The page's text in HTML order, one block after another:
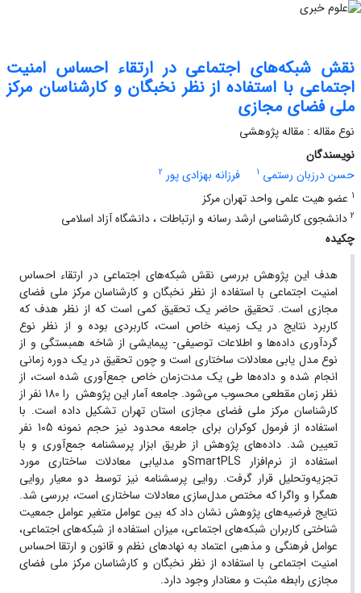
نقش شبکه‌های اجتماعی در ارتقاء احساس امنیت
اجتماعی با استفاده از نظر نخبگان و کارشناسان مرکز
ملی فضای مجازی
نوع مقاله : مقاله پژوهشی
نویسندگان
حسن درزبان رستمی 1 فرزانه بهزادی پور 2
1 عضو هیت علمی واحد تهران مرکز
2 دانشجوی کارشناسی ارشد رسانه و ارتباطات ، دانشگاه آزاد اسلامی
چکیده
هدف این پژوهش بررسی نقش شبکه‌های اجتماعی در ارتقاء احساس
امنیت اجتماعی با استفاده از نظر نخبگان و کارشناسان مرکز ملی فضای
مجازی است. تحقیق حاضر یک تحقیق کمی است که از نظر هدف که
کاربرد نتایج در یک زمینه خاص است، کاربردی بوده و از نظر نوع
گردآوری داده‌ها و اطلاعات توصیفی- پیمایشی از شاخه همبستگی و از
نوع مدل یابی معادلات ساختاری است و چون تحقیق در یک دوره زمانی
انجام شده و داده‌ها طی یک مدت‌زمان خاص جمع‌آوری شده است، از
نظر زمان مقطعی محسوب می‌شود. جامعه آمار این پژوهش را 180 نفر از
کارشناسان مرکز ملی فضای مجازی استان تهران تشکیل داده است. با
استفاده از فرمول کوکران برای جامعه محدود نیز حجم نمونه 105 نفر
تعیین شد. داده‌های پژوهش از طریق ابزار پرسشنامه جمع‌آوری و با
استفاده از نرم‌افزار SmartPLSو مدلیابی معادلات ساختاری مورد
تجزیه‌وتحلیل قرار گرفت. روایی پرسشنامه نیز توسط دو معیار روایی
همگرا و واگرا که مختص مدل‌سازی معادلات ساختاری است، بررسی شد.
نتایج فرضیه‌های پژوهش نشان داد که بین عوامل متغیر عوامل جمعیت
شناختی کاربران شبکه‌های اجتماعی، میزان استفاده از شبکه‌های اجتماعی،
عوامل فرهنگی و مذهبی اعتماد به نهادهای نظم و قانون و ارتقا احساس
امنیت اجتماعی با استفاده از نظر نخبگان و کارشناسان مرکز ملی فضای
مجازی رابطه مثبت و معنادار وجود دارد.